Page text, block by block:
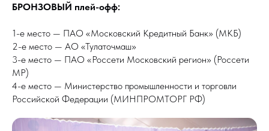
БРОНЗОВЫЙ плей-офф:
1-е место — ПАО «Московский Кредитный Банк» (МКБ)
2-е место — АО «Тулаточмаш»
3-е место — ПАО «Россети Московский регион» (Россети
МР)
4-е место — Министерство промышленности и торговли
Российской Федерации (МИНПРОМТОРГ РФ)